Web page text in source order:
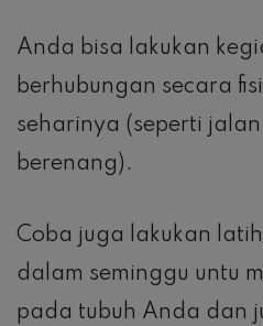
Anda bisa lakukan
berhubungan secara
seharinya (seperti
berenang).
Coba juga lakukan
dalam seminggu untu
pada tubuh Anda dan